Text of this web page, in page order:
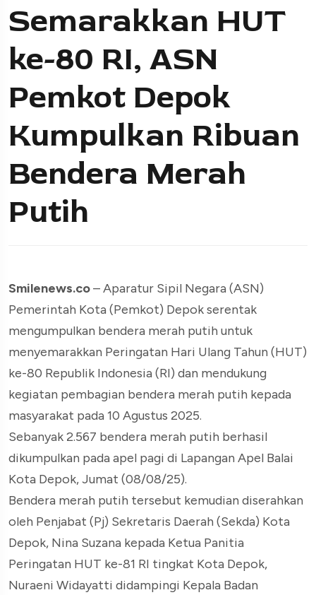
Semarakkan HUT
ke-80 RI, ASN
Pemkot Depok
Kumpulkan Ribuan
Bendera Merah
Putih
Smilenews.co– Aparatur Sipil Negara (ASN)
Pemerintah Kota (Pemkot) Depok serentak
mengumpulkan bendera merah putih untuk
menyemarakkan Peringatan Hari Ulang Tahun (HUT)
ke-80 Republik Indonesia (RI) dan mendukung
kegiatan pembagian bendera merah putih kepada
masyarakat pada 10 Agustus 2025.
Sebanyak 2.567 bendera merah putih berhasil
dikumpulkan pada apel pagi di Lapangan Apel Balai
Kota Depok, Jumat (08/08/25).
Bendera merah putih tersebut kemudian diserahkan
oleh Penjabat (Pj) Sekretaris Daerah (Sekda) Kota
Depok, Nina Suzana kepada Ketua Panitia
Peringatan HUT ke-81 RI tingkat Kota Depok,
Nuraeni Widayatti didampingi Kepala Badan